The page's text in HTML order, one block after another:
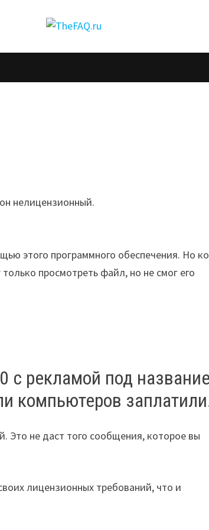
нелицензионный.
этого программного обеспечения. Но
просмотреть файл, но не смог его
с рекламой под
компьютеров
Это не даст того сообщения, которое вы
лицензионных требований, что и